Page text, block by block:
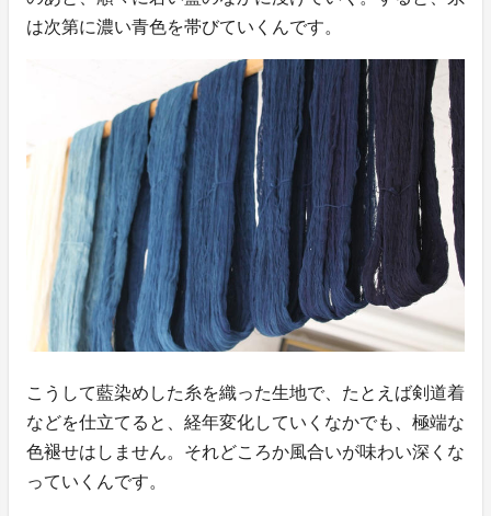
は次第に濃い青色を帯びていくんです。
こうして藍染めした糸を織った生地で、たとえば剣道着
などを仕立てると、経年変化していくなかでも、極端な
色褪せはしません。それどころか風合いが味わい深くな
っていくんです。